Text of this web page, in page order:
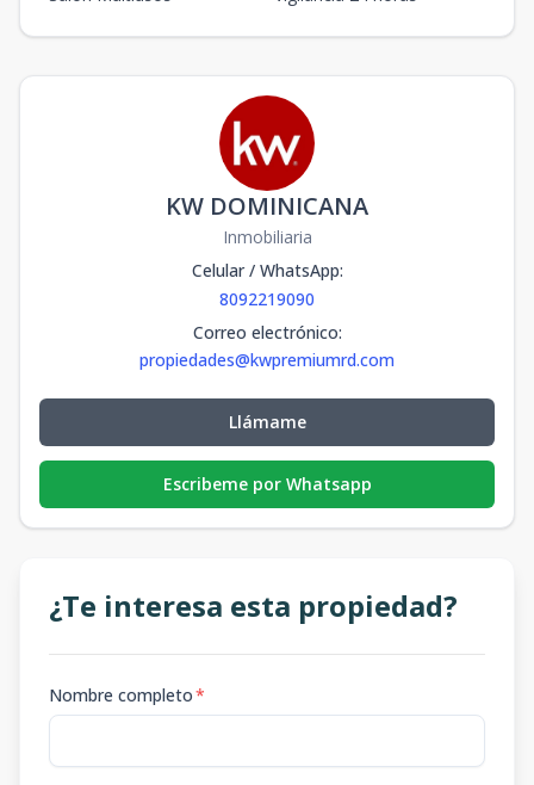
KW DOMINICANA
Inmobiliaria
Celular / WhatsApp:
8092219090
Correo electrónico:
propiedades@kwpremiumrd.com
Llámame
Escribeme por Whatsapp
¿Te interesa esta propiedad?
Nombre completo*